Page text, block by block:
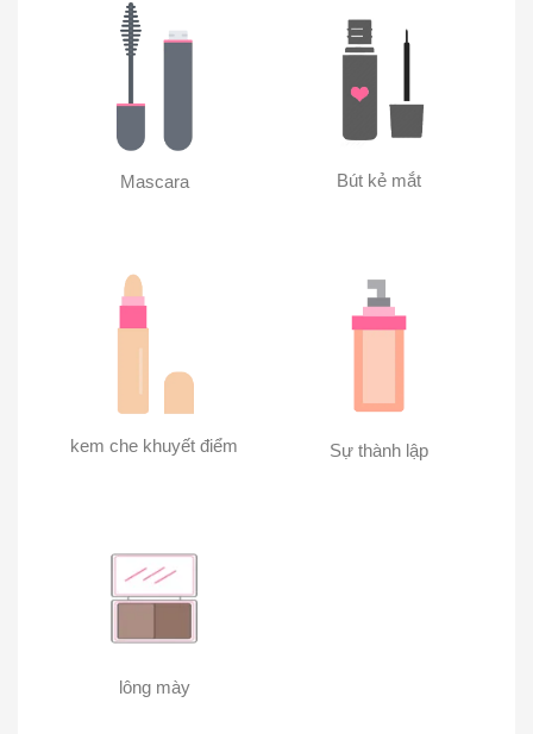
Mascara Bút kẻ mắt
kem che khuyết điểm Sự thành lập
lông mày